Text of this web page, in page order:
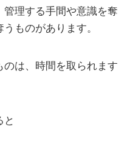
理する手間や意識を奪
ものがあります。
は、時間を取られます
と